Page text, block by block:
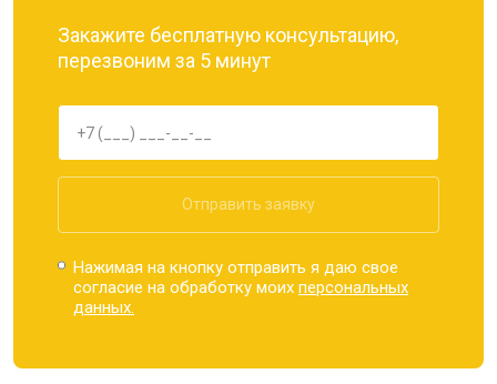
Закажите бесплатную консультацию,
перезвоним за 5 минут
Отправить заявку
Нажимая на кнопку отправить я даю свое
согласие на обработку моихперсональных
данных.